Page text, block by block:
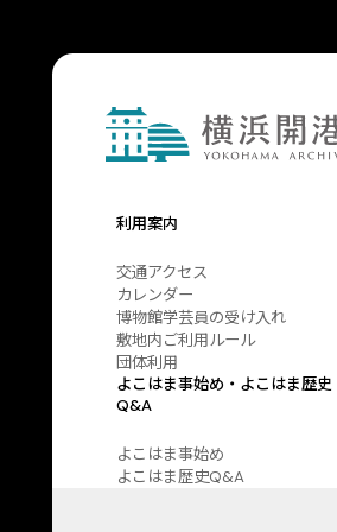
利用案内
交通アクセス
カレンダー
博物館学芸員の受け入れ
敷地内ご利用ルール
団体利用
よこはま事始め・よこはま歴史
Q&A
よこはま事始め
よこはま歴史Q&A